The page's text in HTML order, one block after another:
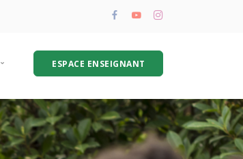
à projets
ESPACE ENSEIGNANT